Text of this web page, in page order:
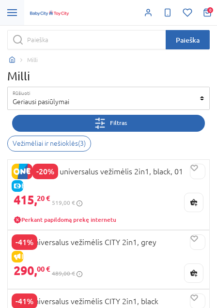
0
Paieška
Milli
Milli
Rūšiuoti
Geriausi pasiūlymai
Filtras
Vežimėliai ir nešioklės(3)
-20%
E-KAINA
MILLI MOON universalus vežimėlis 2in1, black, 01
415,20 €
519,00 €
Perkant papildomą prekę internetu
-41%
IŠPARDAVIMAS
Milli universalus vežimėlis CITY 2in1, grey
290,00 €
489,00 €
-41%
Milli universalus vežimėlis CITY 2in1, black